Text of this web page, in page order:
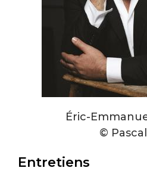
Entretiens
Éric-
©